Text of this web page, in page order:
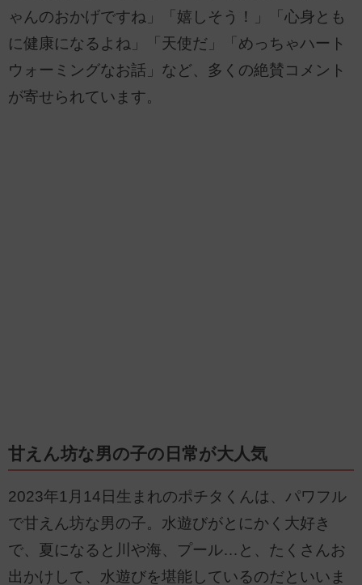
ゃんのおかげですね」「嬉しそう！」「心身とも
に健康になるよね」「天使だ」「めっちゃハート
ウォーミングなお話」など、多くの絶賛コメント
が寄せられています。
甘えん坊な男の子の日常が大人気
2023年1月14日生まれのポチタくんは、パワフル
で甘えん坊な男の子。水遊びがとにかく大好き
で、夏になると川や海、プール…と、たくさんお
出かけして、水遊びを堪能しているのだといいま